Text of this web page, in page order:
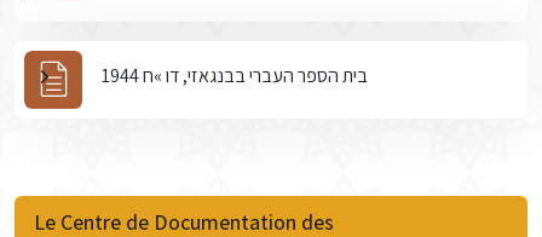
בית הספר העברי בבנגאזי, דו »ח 1944
Le Centre de Documentation des